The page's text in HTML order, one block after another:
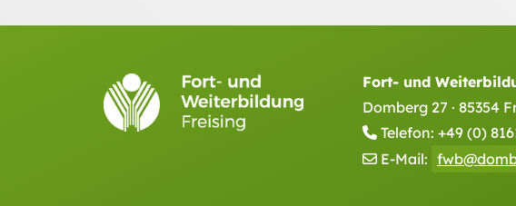
Fort- und
Domberg 27 · 85354
Telefon: +49 (0)
E-Mail: